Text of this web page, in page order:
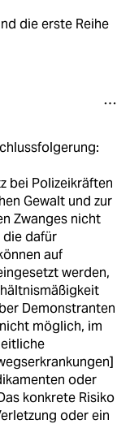
die erste Reihe
bei Polizeikräften
Gewalt und zur
Zwanges nicht
die dafür
auf
werden,
Demonstranten
möglich, im
oder
konkrete Risiko
oder ein